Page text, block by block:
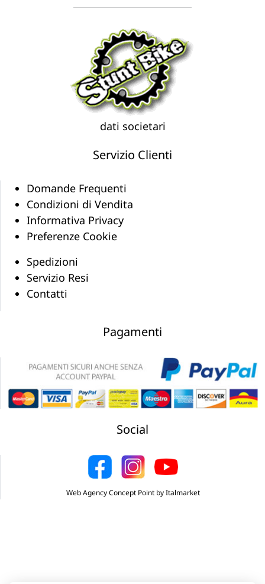
dati societari
Servizio Clienti
Domande Frequenti
Condizioni di Vendita
Informativa Privacy
Preferenze Cookie
Spedizioni
Servizio Resi
Contatti
Pagamenti
Social
Web Agency Concept Point by Italmarket